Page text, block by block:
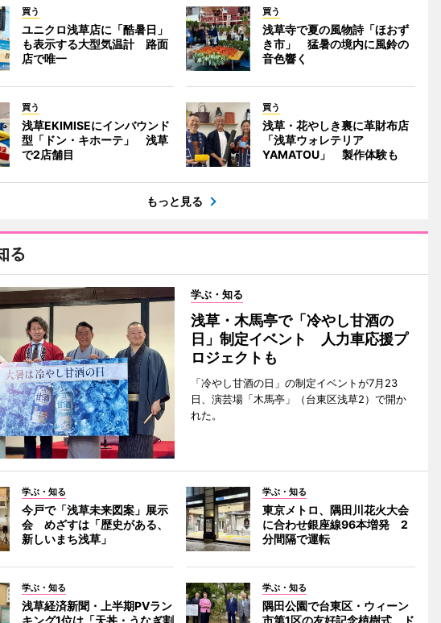
買う
ユニクロ浅草店に「酷暑日」
も表示する大型気温計 路面
店で唯一
買う
浅草寺で夏の風物詩「ほおず
き市」 猛暑の境内に風鈴の
音色響く
買う
浅草EKIMISEにインバウンド
型「ドン・キホーテ」 浅草
で2店舗目
買う
浅草・花やしき裏に革財布店
「浅草ウォレテリア
YAMATOU」 製作体験も
もっと見る
る
学ぶ・知る
浅草・木馬亭で「冷やし甘酒の
日」制定イベント 人力車応援プ
ロジェクトも
「冷やし甘酒の日」の制定イベントが7月23
日、演芸場「木馬亭」（台東区浅草2）で開か
れた。
学ぶ・知る
今戸で「浅草未来図案」展示
会 めざすは「歴史がある、
新しいまち浅草」
学ぶ・知る
東京メトロ、隅田川花火大会
に合わせ銀座線96本増発 2
分間隔で運転
学ぶ・知る
浅草経済新聞・上半期PVラン
キング1位は「天丼・うなぎ割
学ぶ・知る
隅田公園で台東区・ウィーン
市第1区の友好記念植樹式 ド